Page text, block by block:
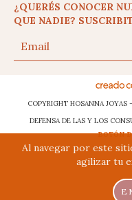
Al navegar por este
agilizar tu
¿QUERÉS CONOCER
QUE NADIE?
COPYRIGHT HOSANNA JOYAS
DEFENSA DE LAS Y LOS
BOTÓN